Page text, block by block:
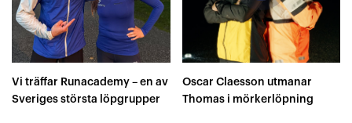
Vi träffar Runacademy – en av
Sveriges största löpgrupper
Oscar Claesson utmanar
Thomas i mörkerlöpning